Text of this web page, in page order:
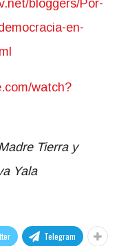
bloggers/Por-
en-
watch?
Tierra y
Yala
Telegram